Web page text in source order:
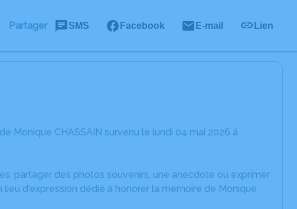
Partager SMS Facebook E-mail Lien
Monique CHASSAIN survenu le lundi 04 mai 2026 à
partager des photos souvenirs, une anecdote ou exprimer
d'expression dédié à honorer la mémoire de Monique